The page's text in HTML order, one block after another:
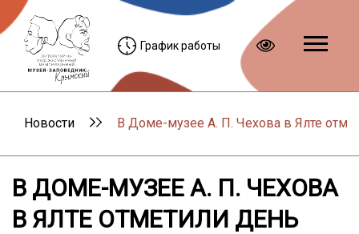
График работы
Новости В Доме-музее А. П. Чехова в Ялте
В ДОМЕ-МУЗЕЕ А. П. ЧЕХОВА
В ЯЛТЕ ОТМЕТИЛИ ДЕНЬ